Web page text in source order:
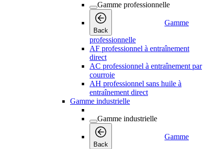
Gamme professionnelle
Back
Gamme
professionnelle
AF professionnel à entraînement
direct
AC professionnel à entraînement par
courroie
AH professionnel sans huile à
entraînement direct
Gamme industrielle
Gamme industrielle
Back
Gamme